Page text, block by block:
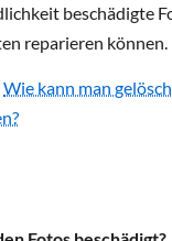
beschädigte
reparieren können.
Wie kann man